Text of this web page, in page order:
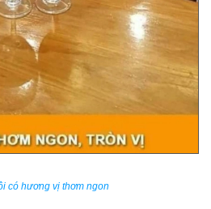
có hương vị thơm ngon